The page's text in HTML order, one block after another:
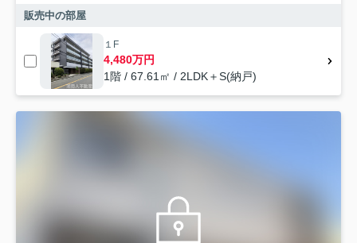
販売中の部屋
１F
4,480万円
1階 / 67.61㎡ / 2LDK＋S(納戸)